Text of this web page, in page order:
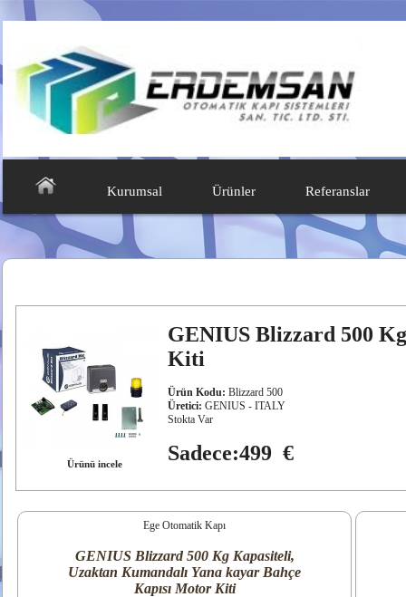
Kurumsal Ürünler Referanslar
Ürünü incele
GENIUS Blizzard 500
Kiti
Ürün Kodu: Blizzard 500
Üretici: GENIUS - ITALY
Stokta Var
Sadece:499 €
Ege Otomatik Kapı
GENIUS Blizzard 500 Kg Kapasiteli,
Uzaktan Kumandalı Yana kayar Bahçe
Kapısı Motor Kiti